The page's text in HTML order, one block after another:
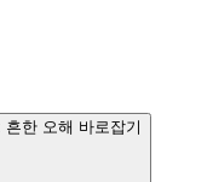
한 오해 바로잡기